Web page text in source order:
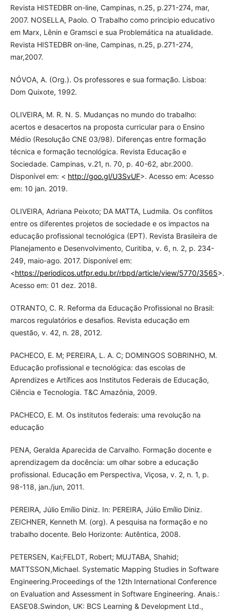
Revista HISTEDBR on-line, Campinas, n.25, p.271-274, mar,
2007. NOSELLA, Paolo. O Trabalho como principio educativo
em Marx, Lênin e Gramsci e sua Problemática na atualidade.
Revista HISTEDBR on-line, Campinas, n.25, p.271-274,
mar,2007.
NÓVOA, A. (Org.). Os professores e sua formação. Lisboa:
Dom Quixote, 1992.
OLIVEIRA, M. R. N. S. Mudanças no mundo do trabalho:
acertos e desacertos na proposta curricular para o Ensino
Médio (Resolução CNE 03/98). Diferenças entre formação
técnica e formação tecnológica. Revista Educação e
Sociedade. Campinas, v.21, n. 70, p. 40-62, abr.2000.
Disponível em: < http://goo.gl/U3SvUF>. Acesso em: Acesso
em: 10 jan. 2019.
OLIVEIRA, Adriana Peixoto; DA MATTA, Ludmila. Os conflitos
entre os diferentes projetos de sociedade e os impactos na
educação profissional tecnológica (EPT). Revista Brasileira de
Planejamento e Desenvolvimento, Curitiba, v. 6, n. 2, p. 234-
249, maio-ago. 2017. Disponível em:
<https://periodicos.utfpr.edu.br/rbpd/article/view/5770/3565>.
Acesso em: 01 dez. 2018.
OTRANTO, C. R. Reforma da Educação Profissional no Brasil:
marcos regulatórios e desafios. Revista educação em
questão, v. 42, n. 28, 2012.
PACHECO, E. M; PEREIRA, L. A. C; DOMINGOS SOBRINHO, M.
Educação profissional e tecnológica: das escolas de
Aprendizes e Artífices aos Institutos Federais de Educação,
Ciência e Tecnologia. T&C Amazônia, 2009.
PACHECO, E. M. Os institutos federais: uma revolução na
educação
PENA, Geralda Aparecida de Carvalho. Formação docente e
aprendizagem da docência: um olhar sobre a educação
profissional. Educação em Perspectiva, Viçosa, v. 2, n. 1, p.
98-118, jan./jun, 2011.
PEREIRA, Júlio Emílio Diniz. In: PEREIRA, Júlio Emílio Diniz.
ZEICHNER, Kenneth M. (org). A pesquisa na formação e no
trabalho docente. Belo Horizonte: Autêntica, 2008.
PETERSEN, Kai;FELDT, Robert; MUJTABA, Shahid;
MATTSSON,Michael. Systematic Mapping Studies in Software
Engineering.Proceedings of the 12th International Conference
on Evaluation and Assessment in Software Engineering. Anais.:
EASE’08.Swindon, UK: BCS Learning & Development Ltd.,